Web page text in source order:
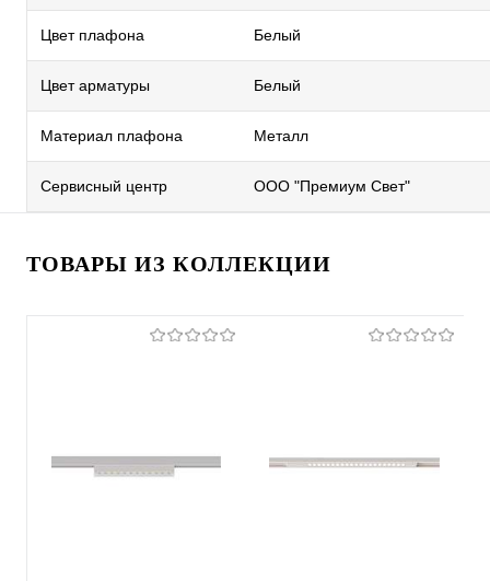
Цвет плафона Белый
Цвет арматуры Белый
Материал плафона Металл
Сервисный центр ООО "Премиум Свет"
ТОВАРЫ ИЗ КОЛЛЕКЦИИ